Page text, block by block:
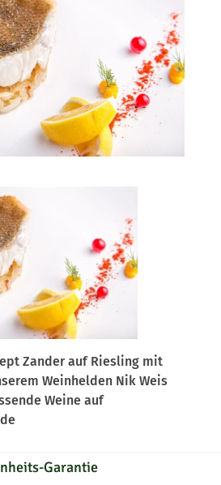
Zander auf Riesling mit
Weinhelden Nik Weis
Weine auf
Garantie